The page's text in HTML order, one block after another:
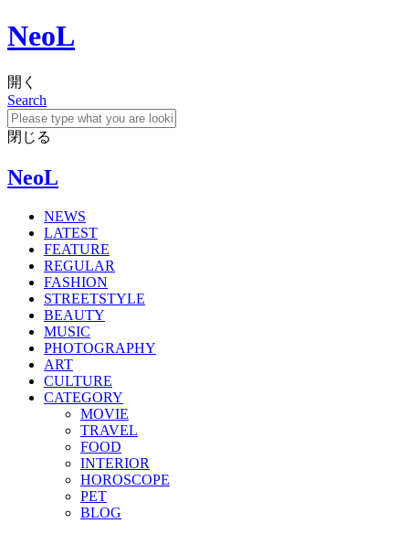
NeoL
開く
Search
閉じる
NeoL
NEWS
LATEST
FEATURE
REGULAR
FASHION
STREETSTYLE
BEAUTY
MUSIC
PHOTOGRAPHY
ART
CULTURE
CATEGORY
MOVIE
TRAVEL
FOOD
INTERIOR
HOROSCOPE
PET
BLOG